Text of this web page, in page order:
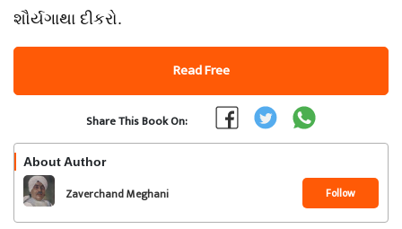
શૌર્યગાથા દીકરો.
Read Free
Share This Book On:
About Author
Zaverchand Meghani Follow